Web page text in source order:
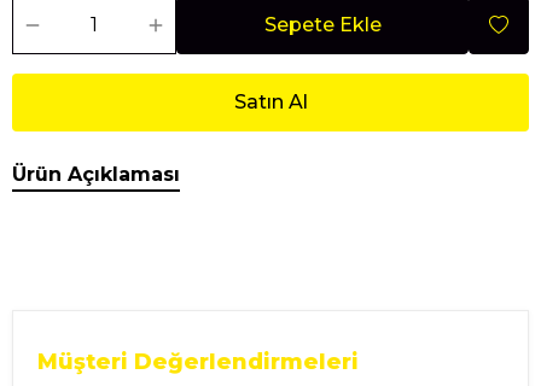
Sepete Ekle
Satın Al
Ürün Açıklaması
Müşteri Değerlendirmeleri